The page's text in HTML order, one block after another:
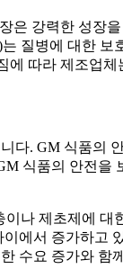
강력한 성장
질병에 대한
따라 제조업
다. GM 식품의
식품의 안전을
나 제초제에
에서 증가하고
수요 증가와